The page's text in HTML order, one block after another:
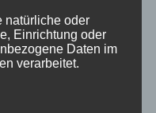
Beine langsam
natürliche oder
Einrichtung oder
Daten im
verarbeitet.